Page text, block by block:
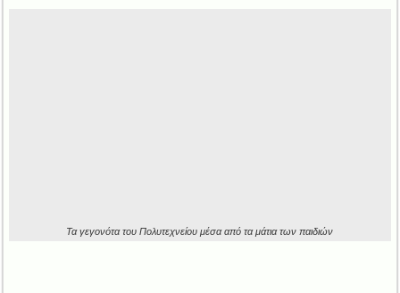
Τα γεγονότα του Πολυτεχνείου μέσα από τα μάτια των παιδιών